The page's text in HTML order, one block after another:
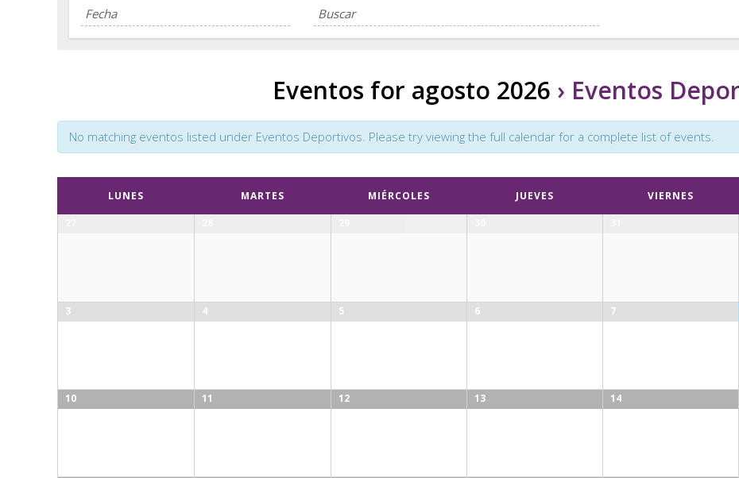
Eventos for agosto 2026 › Eventos
No matching eventos listed under Eventos Deportivos. Please try viewing the full calendar for a complete list of events.
Calendar
MonthLUNES MARTES MIÉRCOLES JUEVES VIERNES
3 4 5 6 7
10 11 12 13 14